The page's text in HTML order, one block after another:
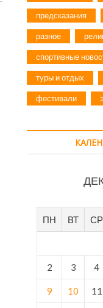
предсказания
разное
спортивные
туры и отдых
фестивали
ПН ВТ СР
2 3 4
9 10 11